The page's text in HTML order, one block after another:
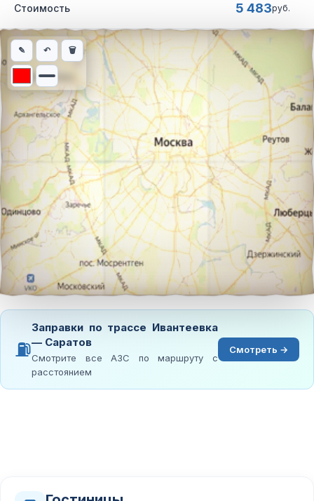
Стоимость 5 483руб.
Интерактивная карта автомобильного маршрута из города
✎ ↶ 🗑
⛽
Заправки по трассе Ивантеевка
— Саратов
Смотрите все АЗС по маршруту с
расстоянием
Смотреть →